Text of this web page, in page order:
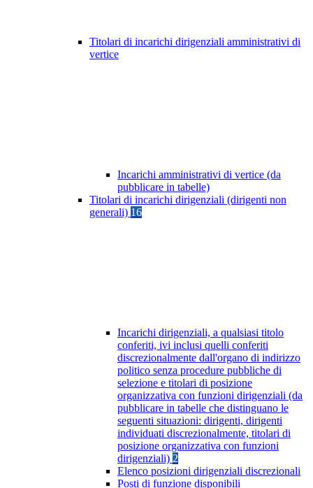
Titolari di incarichi dirigenziali amministrativi di
vertice
Incarichi amministrativi di vertice (da
pubblicare in tabelle)
Titolari di incarichi dirigenziali (dirigenti non
generali) 16
Incarichi dirigenziali, a qualsiasi titolo
conferiti, ivi inclusi quelli conferiti
discrezionalmente dall'organo di indirizzo
politico senza procedure pubbliche di
selezione e titolari di posizione
organizzativa con funzioni dirigenziali (da
pubblicare in tabelle che distinguano le
seguenti situazioni: dirigenti, dirigenti
individuati discrezionalmente, titolari di
posizione organizzativa con funzioni
dirigenziali) 2
Elenco posizioni dirigenziali discrezionali
Posti di funzione disponibili